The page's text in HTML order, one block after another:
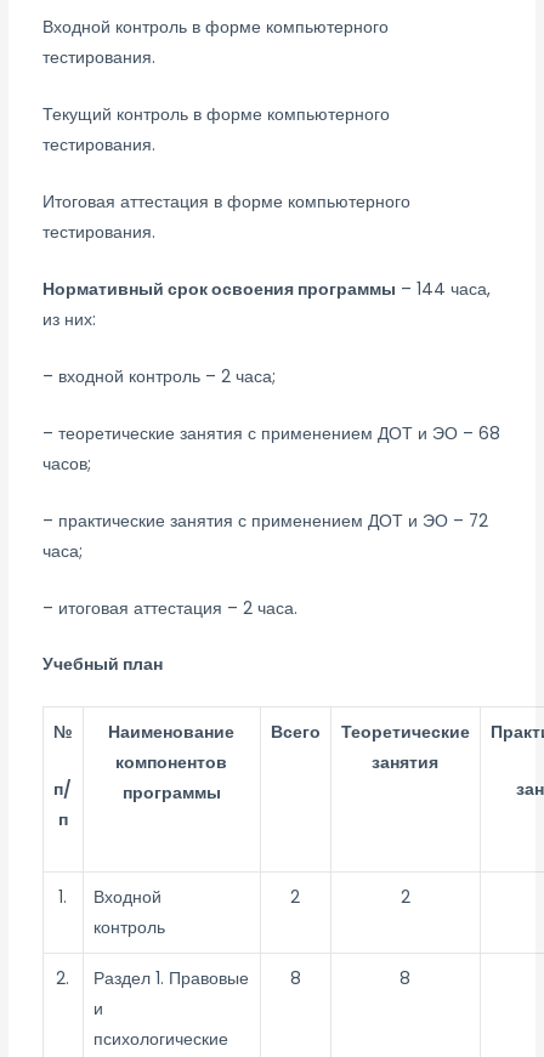
Входной контроль в форме компьютерного
тестирования.
Текущий контроль в форме компьютерного
тестирования.
Итоговая аттестация в форме компьютерного
тестирования.
Нормативный срок освоения программы – 144 часа,
из них:
– входной контроль – 2 часа;
– теоретические занятия с применением ДОТ и ЭО – 68
часов;
– практические занятия с применением ДОТ и ЭО – 72
часа;
– итоговая аттестация – 2 часа.
Учебный план
№
п/
п
Наименование
компонентов
программы
Всего
Теоретические
занятия
1.
Входной
контроль
2 2
2.
Раздел 1. Правовые
и
психологические
8 8